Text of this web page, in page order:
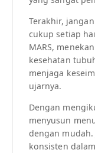
Terakhir,
cukup setiap
MARS,
kesehatan
menjaga
ujarnya.
Dengan
menyusun
dengan
konsisten